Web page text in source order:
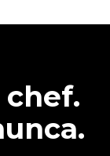
chef.